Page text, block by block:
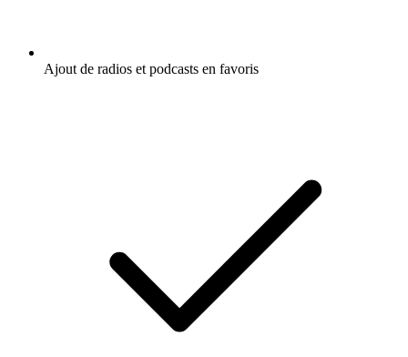
Ajout de radios et podcasts en favoris